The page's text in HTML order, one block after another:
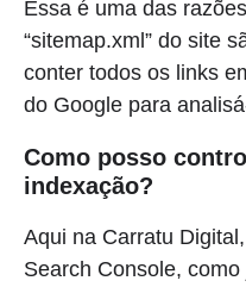
Essa é uma das
“sitemap.xml” do site
conter todos os links
do Google para
Como posso
indexação?
Aqui na Carratu
Search Console,